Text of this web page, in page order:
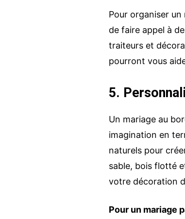
Pour organiser un
de faire appel à
traiteurs et
pourront vous
5.
Un mariage au
imagination en
naturels pour
sable, bois flotté
votre décoration
Pour un mariage